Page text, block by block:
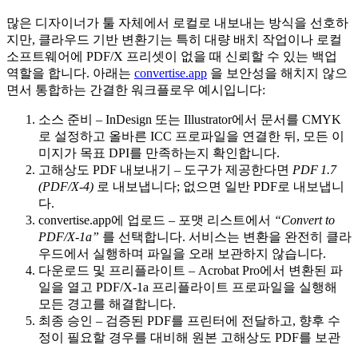
많은 디자이너가 툴 자체에서 로컬로 내보내는 방식을 선호하
지만, 클라우드 기반 변환기는 특히 대량 배치 작업이나 로컬
소프트웨어에 PDF/X 프리셋이 없을 때 신뢰할 수 있는 백업
역할을 합니다. 아래는 convertise.app 을 보안성을 해치지 않으
면서 통합하는 간결한 워크플로우 예시입니다:
소스 준비
– InDesign 또는 Illustrator에서 문서를 CMYK
로 설정하고 올바른 ICC 프로파일을 연결한 뒤, 모든 이
미지가 목표 DPI를 만족하는지 확인합니다.
고해상도 PDF 내보내기
– 도구가 제공한다면 PDF 1.7
(PDF/X‑4) 로 내보냅니다; 없으면 일반 PDF로 내보냅니
다.
convertise.app에 업로드 – 포맷 리스트에서 “Convert to
PDF/X‑1a” 를 선택합니다. 서비스는 변환을 완전히 클라
우드에서 실행하며 파일을 오래 보관하지 않습니다.
다운로드 및 프리플라이트 – Acrobat Pro에서 변환된 파
일을 열고 PDF/X‑1a 프리플라이트 프로파일을 실행해
모든 경고를 해결합니다.
최종 승인 – 검증된 PDF를 프린터에 전달하고, 향후 수
정이 필요할 경우를 대비해 원본 고해상도 PDF를 보관